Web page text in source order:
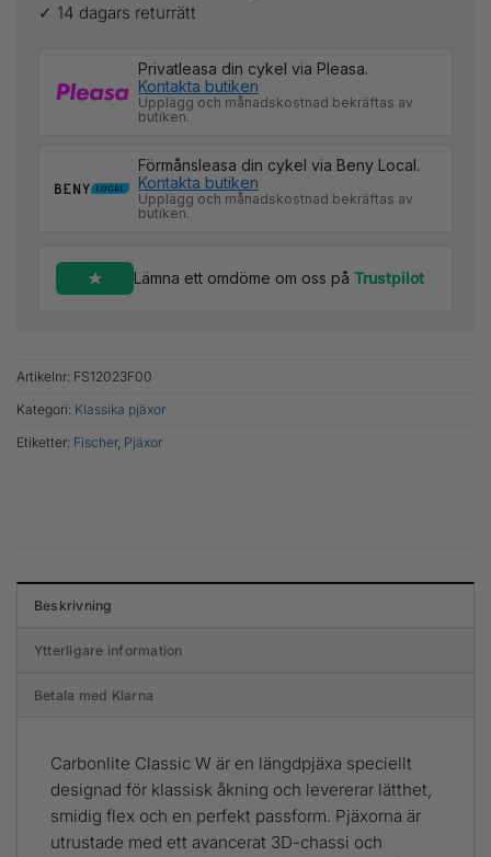
✓ 14 dagars returrätt
Privatleasa din cykel via Pleasa.
Kontakta butiken
Upplägg och månadskostnad bekräftas av
butiken.
Förmånsleasa din cykel via Beny Local.
Kontakta butiken
Upplägg och månadskostnad bekräftas av
butiken.
Lämna ett omdöme om oss på Trustpilot
Artikelnr: FS12023F00
Kategori: Klassika pjäxor
Etiketter: Fischer, Pjäxor
Beskrivning
Ytterligare information
Betala med Klarna
Carbonlite Classic W är en längdpjäxa speciellt
designad för klassisk åkning och levererar lätthet,
smidig flex och en perfekt passform. Pjäxorna är
utrustade med ett avancerat 3D-chassi och